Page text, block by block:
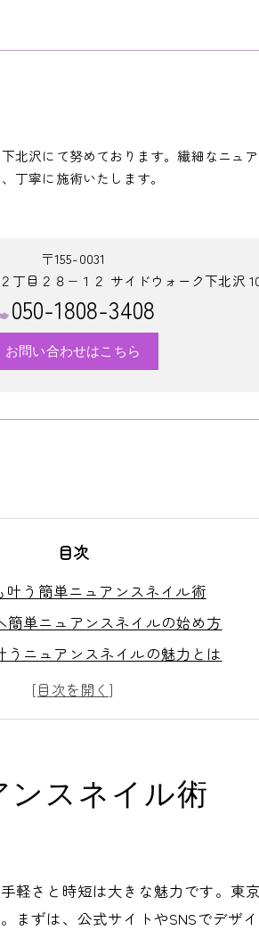
北沢にて努めております。繊細なニュ
丁寧に施術いたします。
〒155-0031
丁目２８−１２ サイドウォーク下北沢
050-1808-3408
お問い合わせはこちら
目次
叶う簡単ニュアンスネイル術
簡単ニュアンスネイルの始め方
うニュアンスネイルの魅力とは
におすすめのニュアンスネイル例
戦できる簡単ニュアンスネイル術
現するニュアンスネイル体験
叶う時短ニュアンスネイル体験
も最適なニュアンスネイル体験法
スネイル術
さと時短は大きな魅力です。東
ずは、公式サイトやSNSでデザ